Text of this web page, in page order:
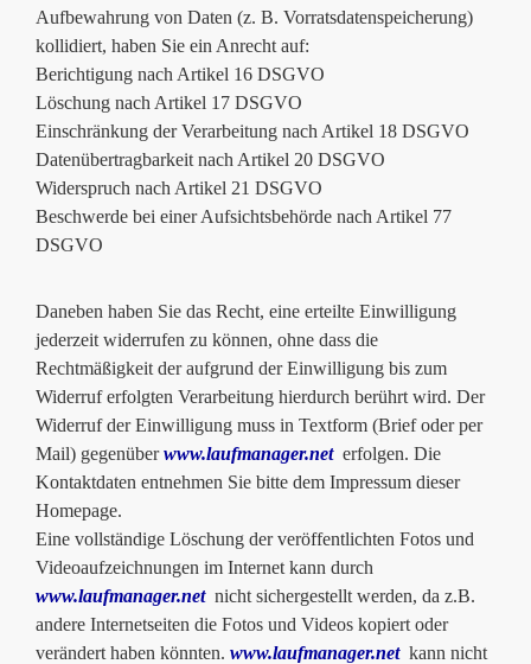
Aufbewahrung von Daten (z. B. Vorratsdatenspeicherung)
kollidiert, haben Sie ein Anrecht auf:
Berichtigung nach Artikel 16 DSGVO
Löschung nach Artikel 17 DSGVO
Einschränkung der Verarbeitung nach Artikel 18 DSGVO
Datenübertragbarkeit nach Artikel 20 DSGVO
Widerspruch nach Artikel 21 DSGVO
Beschwerde bei einer Aufsichtsbehörde nach Artikel 77
DSGVO
Daneben haben Sie das Recht, eine erteilte Einwilligung
jederzeit widerrufen zu können, ohne dass die
Rechtmäßigkeit der aufgrund der Einwilligung bis zum
Widerruf erfolgten Verarbeitung hierdurch berührt wird. Der
Widerruf der Einwilligung muss in Textform (Brief oder per
Mail) gegenüberwww.laufmanager.neterfolgen. Die
Kontaktdaten entnehmen Sie bitte dem Impressum dieser
Homepage.
Eine vollständige Löschung der veröffentlichten Fotos und
Videoaufzeichnungen im Internet kann durch
www.laufmanager.netnicht sichergestellt werden, da z.B.
andere Internetseiten die Fotos und Videos kopiert oder
verändert haben könnten. www.laufmanager.netkann nicht